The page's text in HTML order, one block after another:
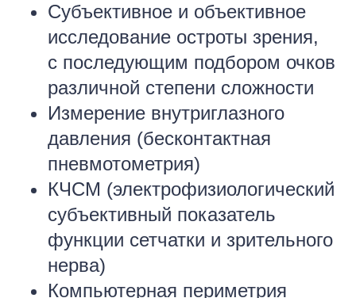
Субъективное и объективное
исследование остроты зрения,
с последующим подбором очков
различной степени сложности
Измерение внутриглазного
давления (бесконтактная
пневмотометрия)
КЧСМ (электрофизиологический
субъективный показатель
функции сетчатки и зрительного
нерва)
Компьютерная периметрия